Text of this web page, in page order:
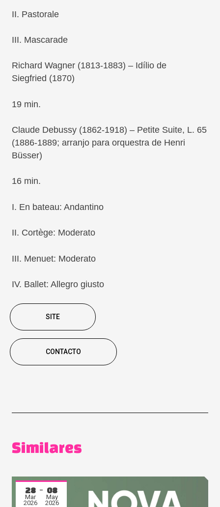
II. Pastorale
III. Mascarade
Richard Wagner (1813-1883) – Idílio de
Siegfried (1870)
19 min.
Claude Debussy (1862-1918) – Petite Suite, L. 65
(1886-1889; arranjo para orquestra de Henri
Büsser)
16 min.
I. En bateau: Andantino
II. Cortège: Moderato
III. Menuet: Moderato
IV. Ballet: Allegro giusto
SITE
CONTACTO
Similares
28
Mar
2026
08
May
2026